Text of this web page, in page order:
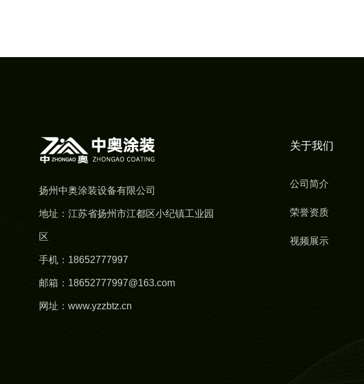
扬州中奥涂装设备有限公司
地址：江苏省扬州市江都区小纪镇工业园
区
手机：18652777997
邮箱：18652777997@163.com
网址：www.yzzbtz.cn
关于我们
公司简介
荣誉资质
视频展示